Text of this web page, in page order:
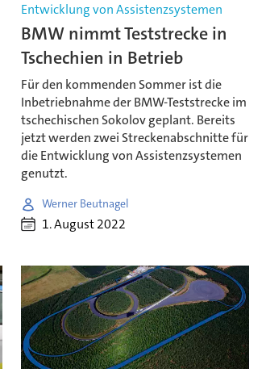
Entwicklung von Assistenzsystemen
BMW nimmt Teststrecke in
Tschechien in Betrieb
Für den kommenden Sommer ist die
Inbetriebnahme der BMW-Teststrecke im
tschechischen Sokolov geplant. Bereits
jetzt werden zwei Streckenabschnitte für
die Entwicklung von Assistenzsystemen
genutzt.
Werner Beutnagel
1. August 2022